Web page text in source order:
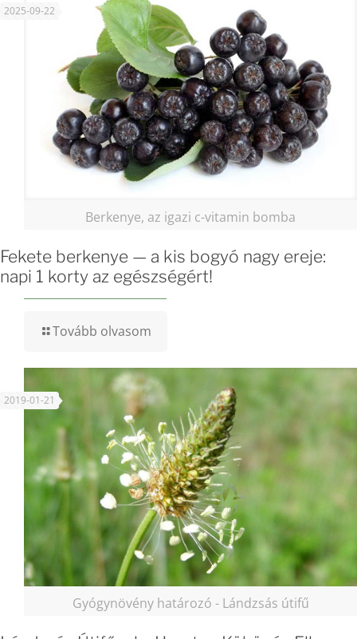
Berkenye, az igazi c-vitamin bomba
2025-09-22
Fekete berkenye — a kis bogyó nagy ereje:
napi 1 korty az egészségért!
Tovább olvasom
Gyógynövény határozó - Lándzsás útifű
2019-01-21